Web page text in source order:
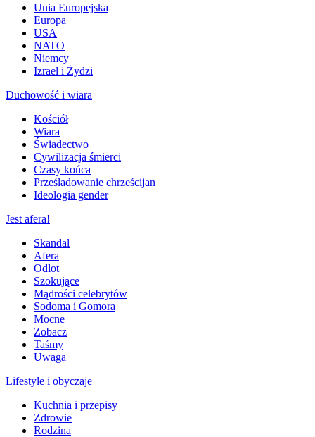
Unia Europejska
Europa
USA
NATO
Niemcy
Izrael i Żydzi
Duchowość i wiara
Kościół
Wiara
Świadectwo
Cywilizacja śmierci
Czasy końca
Prześladowanie chrześcijan
Ideologia gender
Jest afera!
Skandal
Afera
Odlot
Szokujące
Mądrości celebrytów
Sodoma i Gomora
Mocne
Zobacz
Taśmy
Uwaga
Lifestyle i obyczaje
Kuchnia i przepisy
Zdrowie
Rodzina